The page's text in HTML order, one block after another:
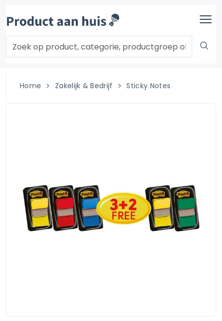
Home Zakelijk & Bedrijf Sticky Notes